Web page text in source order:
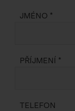
JMÉNO *
PŘÍJMENÍ *
TELEFON